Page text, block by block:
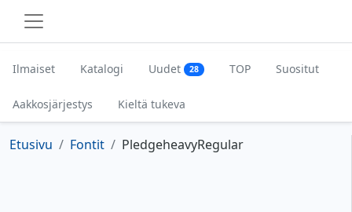
Ilmaiset Katalogi Uudet 28 TOP Suositut
Aakkosjärjestys Kieltä tukeva
Etusivu Fontit PledgeheavyRegular